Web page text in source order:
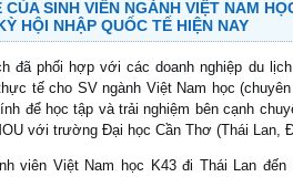
SINH VIÊN NGÀNH VIỆT NAM
HỘI NHẬP QUỐC TẾ HIỆN NAY
đã phối hợp với các doanh nghiệp du
tế cho SV ngành Việt Nam học
để học tập và trải nghiệm bên cạnh
với trường Đại học Cần Thơ (Thái Lan,
viên Việt Nam học K43 đi Thái Lan